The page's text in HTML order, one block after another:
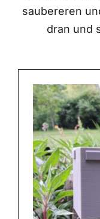
saubereren
dran und